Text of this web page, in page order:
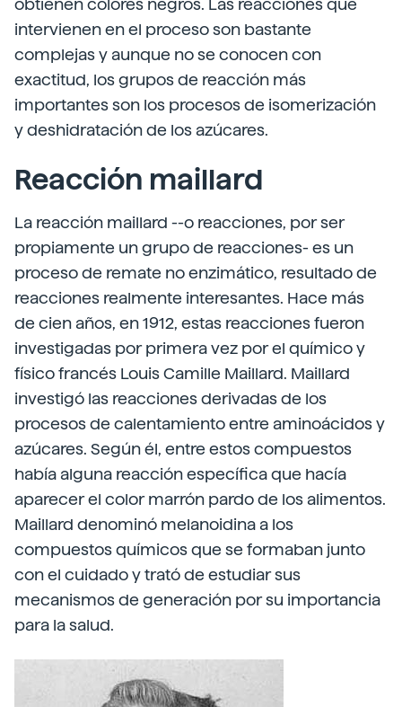
obtienen colores negros. Las reacciones que
intervienen en el proceso son bastante
complejas y aunque no se conocen con
exactitud, los grupos de reacción más
importantes son los procesos de isomerización
y deshidratación de los azúcares.
Reacción maillard
La reacción maillard --o reacciones, por ser
propiamente un grupo de reacciones- es un
proceso de remate no enzimático, resultado de
reacciones realmente interesantes. Hace más
de cien años, en 1912, estas reacciones fueron
investigadas por primera vez por el químico y
físico francés Louis Camille Maillard. Maillard
investigó las reacciones derivadas de los
procesos de calentamiento entre aminoácidos y
azúcares. Según él, entre estos compuestos
había alguna reacción específica que hacía
aparecer el color marrón pardo de los alimentos.
Maillard denominó melanoidina a los
compuestos químicos que se formaban junto
con el cuidado y trató de estudiar sus
mecanismos de generación por su importancia
para la salud.